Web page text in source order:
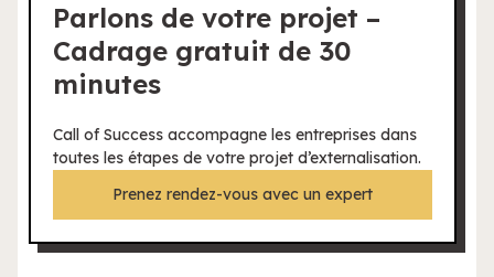
Parlons de votre projet –
Cadrage gratuit de 30
minutes
Call of Success accompagne les entreprises dans
toutes les étapes de votre projet d’externalisation.
Prenez rendez-vous avec un expert